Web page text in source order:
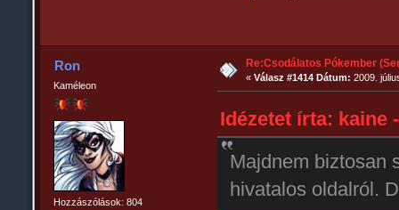
Ron
Kaméleon
Hozzászólások: 804
Re:Csodálatos Pókember
«Válasz #1414 Dátum: 2009.
Idézetet írta: kaine
Majdnem biztosan
hivatalos oldalról.